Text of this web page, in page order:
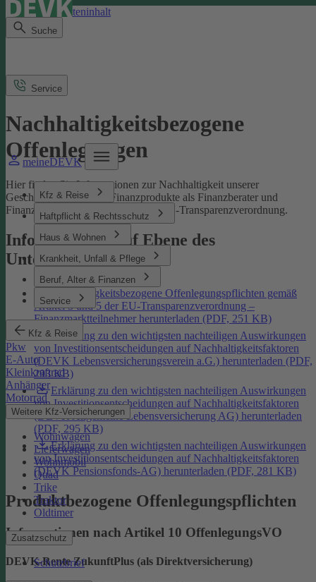
Direkt zum Seiteninhalt
Suche
meineDEVK
Kfz & Reise
Haftpflicht & Rechtsschutz
Haus & Wohnen
Krankheit, Unfall & Pflege
Beruf, Alter & Finanzen
Service
Kfz & Reise
Pkw
E-Auto
Kleinkraftrad
Anhänger
Motorrad
Weitere Kfz-Versicherungen
Wohnwagen
Lieferwagen
Wohnmobil
Quad
Trike
Traktor
Oldtimer
Zusatzschutz
Schutzbrief
Service
Nachhaltigkeitsbezogene
Offenlegungen
Hier finden Sie Informationen zur Nachhaltigkeit unserer
Geschäftsprozesse und Finanzprodukte als Finanzberater und
Finanzmarktteilnehmer gemäß der EU-Transparenzverordnung.
Informationen auf Ebene des
Unternehmens
Nachhaltigkeitsbezogene Offenlegungspflichten gemäß
Artikel 3 und 5 der EU-Transparenzverordnung –
Finanzmarktteilnehmer herunterladen (PDF, 251 KB)
Erklärung zu den wichtigsten nachteiligen Auswirkungen
von Investitionsentscheidungen auf Nachhaltigkeitsfaktoren
(DEVK Lebensversicherungsverein a.G.) herunterladen (PDF,
293 KB)
Erklärung zu den wichtigsten nachteiligen Auswirkungen
von Investitionsentscheidungen auf Nachhaltigkeitsfaktoren
(DEVK Allgemeine Lebensversicherung AG) herunterladen
(PDF, 295 KB)
Erklärung zu den wichtigsten nachteiligen Auswirkungen
von Investitionsentscheidungen auf Nachhaltigkeitsfaktoren
(DEVK Pensionsfonds-AG) herunterladen (PDF, 281 KB)
Produktbezogene Offenlegungspflichten
Informationen nach Artikel 10 OffenlegungsVO
DEVK-Rente ZukunftPlus (als Direktversicherung)